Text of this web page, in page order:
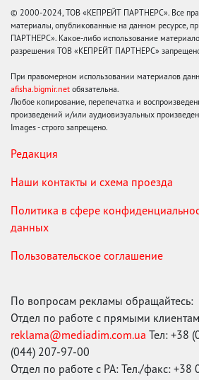
© 2000-2024, ТОВ «КЕПРЕЙТ ПАРТНЕРС». Все
материалы, опубликованные на данном ресурсе,
ПАРТНЕРС». Какое-либо использование
разрешения ТОВ «КЕПРЕЙТ ПАРТНЕРС»
При правомерном использовании материалов
afisha.bigmir.net обязательна.
Любое копирование, перепечатка и
произведений и/или аудиовизуальных
Images - строго запрещено.
Редакция
Наши контакты и схема проезда
Политика в сфере
данных
Пользовательское соглашение
По вопросам рекламы обращайтесь:
Отдел по работе с прямыми
reklama@mediadim.com.ua Тел: +38
(044) 207-97-00
Отдел по работе с РА: Тел./факс: